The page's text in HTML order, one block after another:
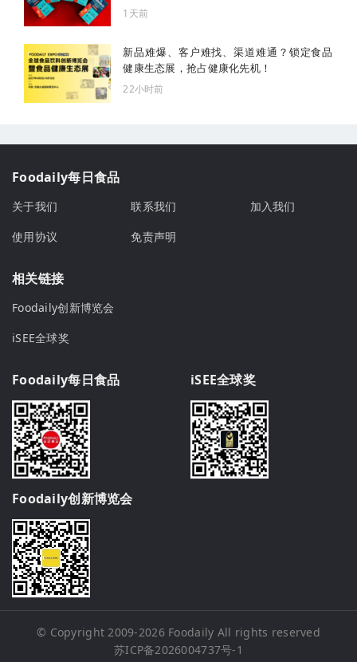
1天前
新品难爆、客户难找、渠道难通？锁定食品
健康生态展，抢占健康化先机！
22小时前
Foodaily每日食品
关于我们 联系我们
加入我们
使用协议
免责声明
相关链接
Foodaily创新博览会
iSEE全球奖
Foodaily每日食品 iSEE全球奖
Foodaily创新博览会
© Copyright 2009-2026 Foodaily All rights reserved
苏ICP备2026004737号-1